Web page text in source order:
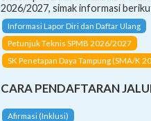
2026/2027, simak informasi
Informasi Lapor Diri dan Daftar Ulang
Petunjuk Teknis SPMB 2026/2027
SK Penetapan Daya Tampung (SMA/K
CARA PENDAFTARAN
Afirmasi (Inklusi)